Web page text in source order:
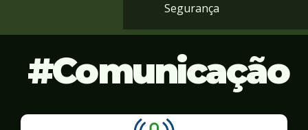
Segurança
Comunicação